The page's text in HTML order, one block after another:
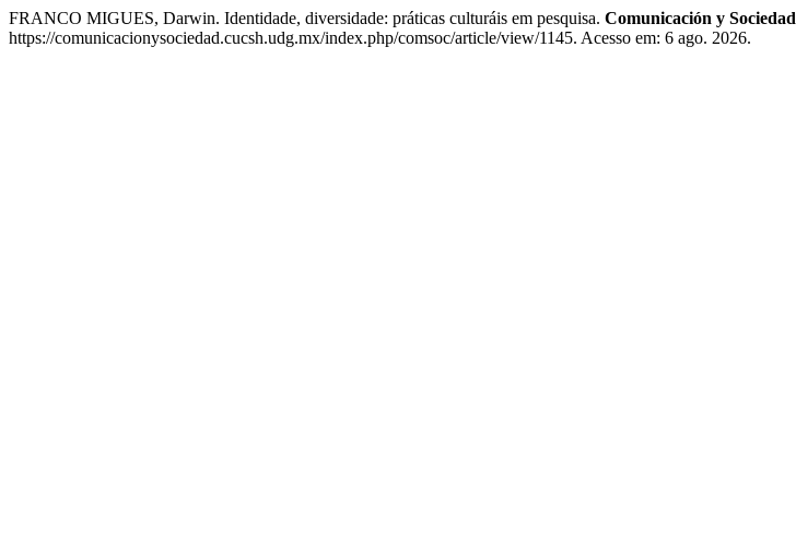
FRANCO MIGUES, Darwin. Identidade, diversidade: práticas culturáis em pesquisa. Comunicación y Sociedad
https://comunicacionysociedad.cucsh.udg.mx/index.php/comsoc/article/view/1145. Acesso em: 6 ago. 2026.